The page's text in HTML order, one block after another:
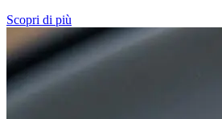
Scopri di più